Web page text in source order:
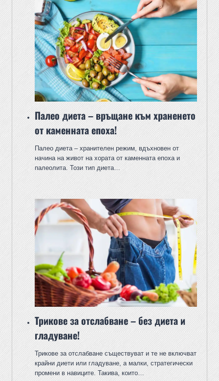
Палео диета – връщане към храненето
от каменната епоха!
Палео диета – хранителен режим, вдъхновен от
начина на живот на хората от каменната епоха и
палеолита. Този тип диета…
Трикове за отслабване – без диета и
гладуване!
Трикове за отслабване съществуват и те не включват
крайни диети или гладуване, а малки, стратегически
промени в навиците. Такива, които…